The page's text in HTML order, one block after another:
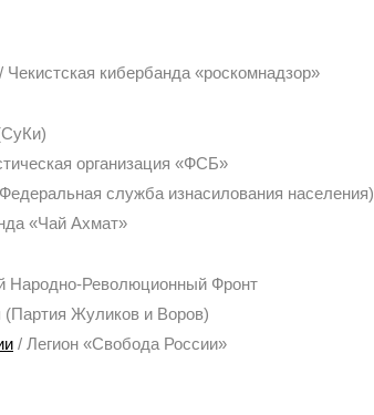
/ Чекистская кибербанда «роскомнадзор»
организация «ФСБ»
служба изнасилования населения)
«Чай Ахмат»
Народно-Революционный Фронт
(Партия Жуликов и Воров)
/ Легион «Свобода России»